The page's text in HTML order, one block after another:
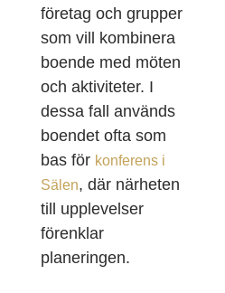
företag och grupper
som vill kombinera
boende med möten
och aktiviteter. I
dessa fall används
boendet ofta som
bas för konferens i
Sälen, där närheten
till upplevelser
förenklar
planeringen.